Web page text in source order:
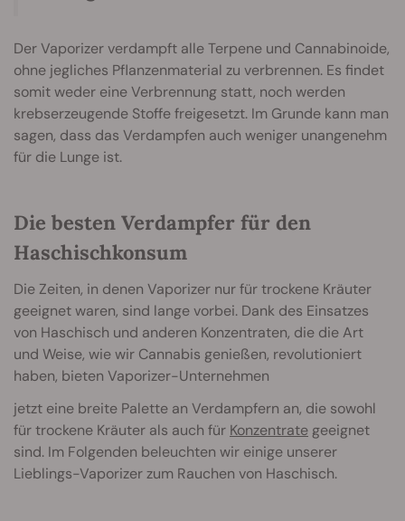
Der Vaporizer verdampft alle Terpene und Cannabinoide,
ohne jegliches Pflanzenmaterial zu verbrennen. Es findet
somit weder eine Verbrennung statt, noch werden
krebserzeugende Stoffe freigesetzt. Im Grunde kann man
sagen, dass das Verdampfen auch weniger unangenehm
für die Lunge ist.
Die besten Verdampfer für den
Haschischkonsum
Die Zeiten, in denen Vaporizer nur für trockene Kräuter
geeignet waren, sind lange vorbei. Dank des Einsatzes
von Haschisch und anderen Konzentraten, die die Art
und Weise, wie wir Cannabis genießen, revolutioniert
haben, bieten Vaporizer-Unternehmen
jetzt eine breite Palette an Verdampfern an, die sowohl
für trockene Kräuter als auch für Konzentrate geeignet
sind. Im Folgenden beleuchten wir einige unserer
Lieblings-Vaporizer zum Rauchen von Haschisch.